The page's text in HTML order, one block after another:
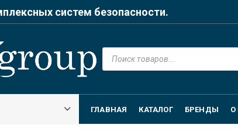
систем безопасности.
Поиск
товаров
ГЛАВНАЯ КАТАЛОГ БРЕНДЫ О